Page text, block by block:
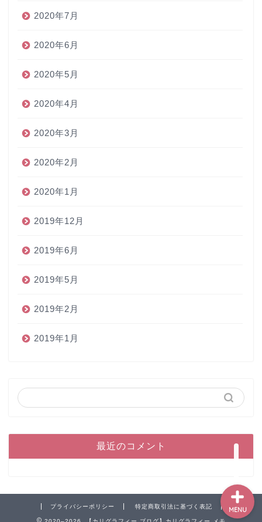
2020年7月
2020年6月
2020年5月
2020年4月
2020年3月
2020年2月
2020年1月
2019年12月
2019年6月
2019年5月
2019年2月
2019年1月
最近のコメント
プライバシーポリシー 特定商取引法に基づく表記 MENU
インク